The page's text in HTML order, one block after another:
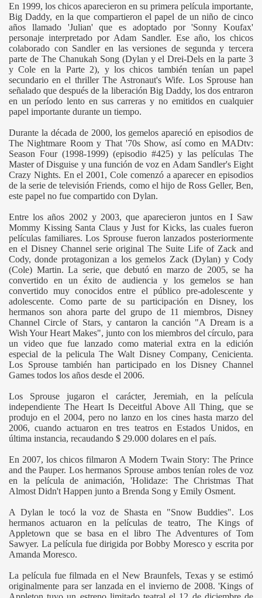
En 1999, los chicos aparecieron en su primera película importante,
Big Daddy, en la que compartieron el papel de un niño de cinco
años llamado 'Julian' que es adoptado por 'Sonny Koufax'
personaje interpretado por Adam Sandler. Ese año, los chicos
colaborado con Sandler en las versiones de segunda y tercera
parte de The Chanukah Song (Dylan y el Drei-Dels en la parte 3
y Cole en la Parte 2), y los chicos también tenían un papel
secundario en el thriller The Astronaut's Wife. Los Sprouse han
señalado que después de la liberación Big Daddy, los dos entraron
en un período lento en sus carreras y no emitidos en cualquier
papel importante durante un tiempo.
Durante la década de 2000, los gemelos apareció en episodios de
The Nightmare Room y That '70s Show, así como en MADtv:
Season Four (1998-1999) (episodio #425) y las películas The
Master of Disguise y una función de voz en Adam Sandler's Eight
Crazy Nights. En el 2001, Cole comenzó a aparecer en episodios
de la serie de televisión Friends, como el hijo de Ross Geller, Ben,
este papel no fue compartido con Dylan.
Entre los años 2002 y 2003, que aparecieron juntos en I Saw
Mommy Kissing Santa Claus y Just for Kicks, las cuales fueron
películas familiares. Los Sprouse fueron lanzados posteriormente
en el Disney Channel serie original The Suite Life of Zack and
Cody, donde protagonizan a los gemelos Zack (Dylan) y Cody
(Cole) Martin. La serie, que debutó en marzo de 2005, se ha
convertido en un éxito de audiencia y los gemelos se han
convertido muy conocidos entre el público pre-adolescente y
adolescente. Como parte de su participación en Disney, los
hermanos son ahora parte del grupo de 11 miembros, Disney
Channel Circle of Stars, y cantaron la canción "A Dream is a
Wish Your Heart Makes", junto con los miembros del círculo, para
un video que fue lanzado como material extra en la edición
especial de la pelicula The Walt Disney Company, Cenicienta.
Los Sprouse también han participado en los Disney Channel
Games todos los años desde el 2006.
Los Sprouse jugaron el carácter, Jeremiah, en la película
independiente The Heart Is Deceitful Above All Thing, que se
produjo en el 2004, pero no lanzo en los cines hasta marzo del
2006, cuando actuaron en tres teatros en Estados Unidos, en
última instancia, recaudando $ 29.000 dolares en el país.
En 2007, los chicos filmaron A Modern Twain Story: The Prince
and the Pauper. Los hermanos Sprouse ambos tenían roles de voz
en la película de animación, 'Holidaze: The Christmas That
Almost Didn't Happen junto a Brenda Song y Emily Osment.
A Dylan le tocó la voz de Shasta en "Snow Buddies". Los
hermanos actuaron en la películas de teatro, The Kings of
Appletown que se basa en el libro The Adventures of Tom
Sawyer. La película fue dirigida por Bobby Moresco y escrita por
Amanda Moresco.
La película fue filmada en el New Braunfels, Texas y se estimó
originalmente para ser lanzada en el invierno de 2008. 'Kings of